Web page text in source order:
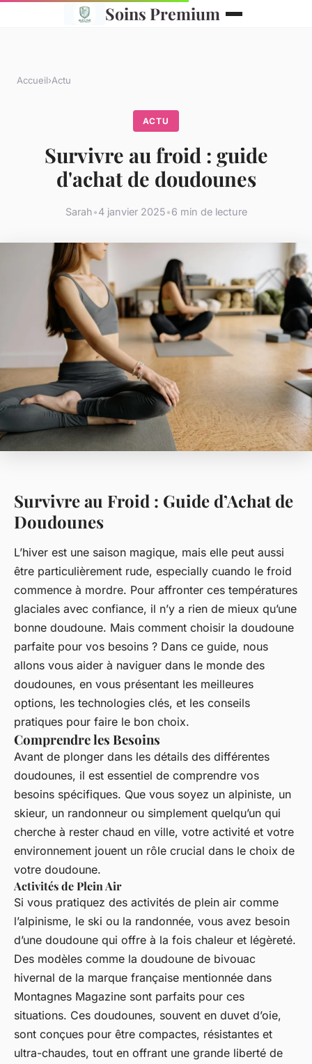
Soins Premium
Accueil›Actu
ACTU
Survivre au froid : guide
d'achat de doudounes
Sarah•4 janvier 2025•6 min de lecture
Survivre au Froid : Guide d’Achat de
Doudounes
L’hiver est une saison magique, mais elle peut aussi
être particulièrement rude, especially cuando le froid
commence à mordre. Pour affronter ces températures
glaciales avec confiance, il n’y a rien de mieux qu’une
bonne doudoune. Mais comment choisir la doudoune
parfaite pour vos besoins ? Dans ce guide, nous
allons vous aider à naviguer dans le monde des
doudounes, en vous présentant les meilleures
options, les technologies clés, et les conseils
pratiques pour faire le bon choix.
Comprendre les Besoins
Avant de plonger dans les détails des différentes
doudounes, il est essentiel de comprendre vos
besoins spécifiques. Que vous soyez un alpiniste, un
skieur, un randonneur ou simplement quelqu’un qui
cherche à rester chaud en ville, votre activité et votre
environnement jouent un rôle crucial dans le choix de
votre doudoune.
Activités de Plein Air
Si vous pratiquez des activités de plein air comme
l’alpinisme, le ski ou la randonnée, vous avez besoin
d’une doudoune qui offre à la fois chaleur et légèreté.
Des modèles comme la doudoune de bivouac
hivernal de la marque française mentionnée dans
Montagnes Magazine sont parfaits pour ces
situations. Ces doudounes, souvent en duvet d’oie,
sont conçues pour être compactes, résistantes et
ultra-chaudes, tout en offrant une grande liberté de